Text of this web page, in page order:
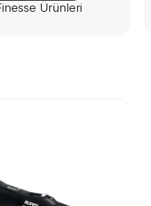
Ürünleri